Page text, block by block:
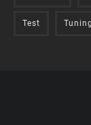
Test Tuning